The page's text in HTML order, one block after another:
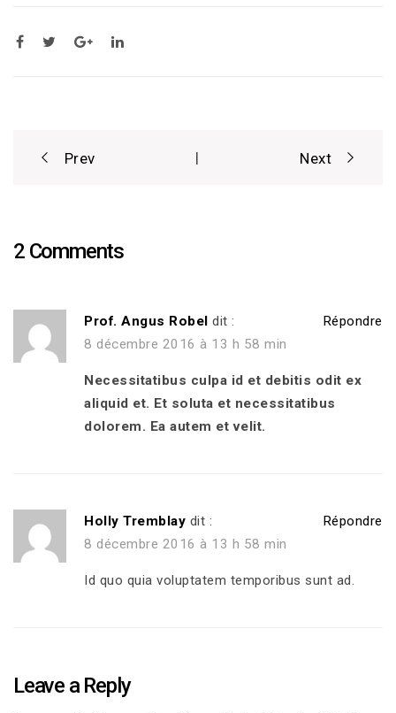
Post
navigation
Prev | Next
2 Comments
Prof. Angus Robel dit :
8 décembre 2016 à 13 h 58 min
Necessitatibus culpa id et debitis odit ex
aliquid et. Et soluta et necessitatibus
dolorem. Ea autem et velit.
Répondre
Holly Tremblay dit :
8 décembre 2016 à 13 h 58 min
Id quo quia voluptatem temporibus sunt ad.
Répondre
Leave a Reply